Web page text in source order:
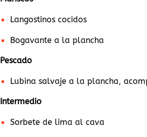
Langostinos cocidos
Bogavante a la plancha
Pescado
Lubina salvaje a la plancha,
Intermedio
Sorbete de lima al cava